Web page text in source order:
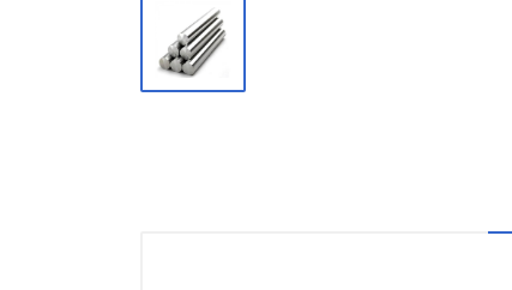
Оцинкованный металлопрокат
Запорная арматура